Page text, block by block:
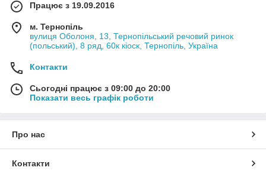
Працює з 19.09.2016
м. Тернопіль
вулиця Оболоня, 13, Тернопільський речовий ринок
(польський), 8 ряд, 60к кіоск, Тернопіль, Україна
Контакти
Сьогодні працює з 09:00 до 20:00
Показати весь графік роботи
Про нас
Контакти